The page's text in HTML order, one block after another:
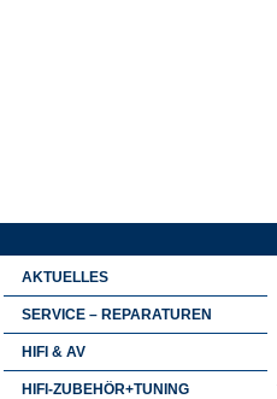
AKTUELLES
SERVICE – REPARATUREN
HIFI & AV
HIFI-ZUBEHÖR+TUNING